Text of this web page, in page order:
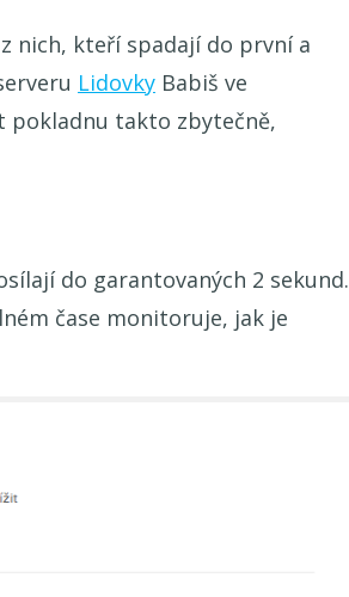
nich, kteří spadají do první a
Lidovky Babiš ve
pokladnu takto zbytečně,
do garantovaných 2 sekund.
čase monitoruje, jak je